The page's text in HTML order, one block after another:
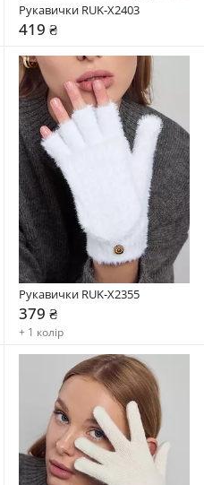
Рукавички RUK-X2403
419 ₴
Рукавички RUK-X2355
379 ₴
+ 1 колір